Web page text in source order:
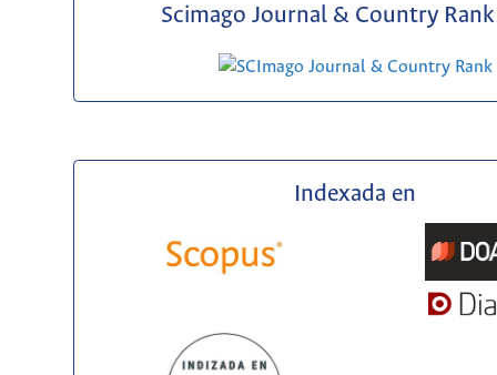
Scimago Journal & Country Rank
Indexada en